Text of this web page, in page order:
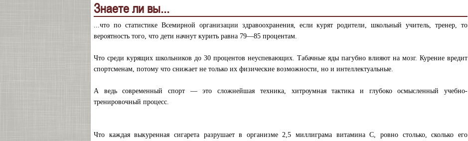
Знаете ли вы...
...что по статистике Всемирной организации здравоохранения, если курят родители, школьный учитель, тренер, то
вероятность того, что дети начнут курить равна 79—85 процентам.
Что среди курящих школьников до 30 процентов неуспевающих. Табачные яды пагубно влияют на мозг. Курение вредит
спортсменам, потому что снижает не только их физические возможности, но и интеллектуальные.
А ведь современный спорт — это сложнейшая техника, хитроумная тактика и глубоко осмысленный учебно-
тренировочный процесс.
Что каждая выкуренная сигарета разрушает в организме 2,5 миллиграма витамина С, ровно столько, сколько его